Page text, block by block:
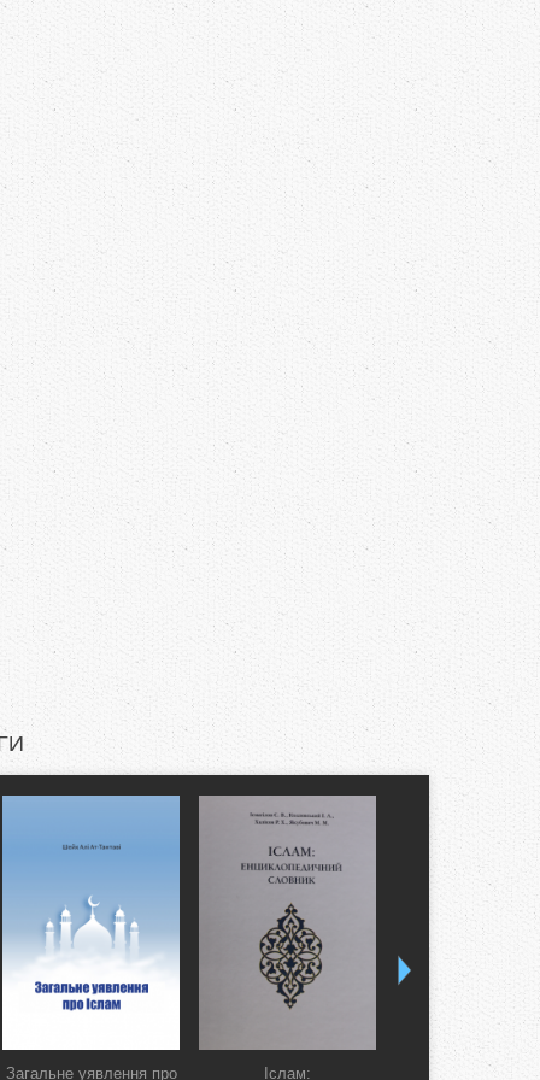
Загальне уявлення про Іслам: Коран.